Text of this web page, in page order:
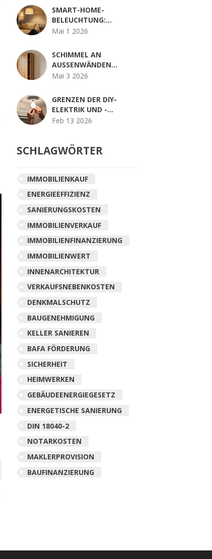
ENERGIEEINSPARUNGEN
SMART-HOME-
BELEUCHTUNG:
INTELLIGENTE LAMPEN
HAUS
Mai 1 2026
SCHIMMEL AN
AUSSENWÄNDEN V
ERMEIDEN: DER R
ÖBELABSTAND & T
IPPS
Mai 3 2026
GRENZEN DER DIY-
ELEKTRIK UND -
SANITÄR: WAS IN
Feb 13 2026
SCHLAGWÖRTER
IMMOBILIENKAUF
ENERGIEEFFIZIENZ
SANIERUNGSKOSTEN
IMMOBILIENVERKAUF
IMMOBILIENFINANZIERUNG
IMMOBILIENWERT
INNENARCHITEKTUR
VERKAUFSNEBENKOSTEN
DENKMALSCHUTZ
BAUGENEHMIGUNG
KELLER SANIEREN
BAFA FÖRDERUNG
SICHERHEIT
HEIMWERKEN
GEBÄUDEENERGIEGESETZ
ENERGETISCHE SANIERUNG
DIN 18040-2
NOTARKOSTEN
MAKLERPROVISION
BAUFINANZIERUNG